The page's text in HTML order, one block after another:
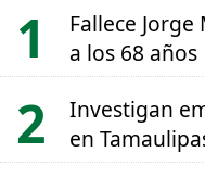
Fallece
a los 68 años
Investigan
en